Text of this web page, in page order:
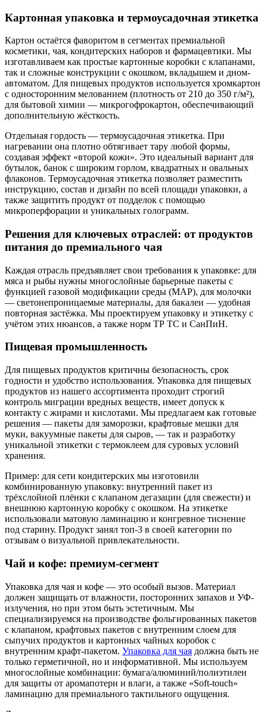
Картонная упаковка и термоусадочная этикетка
Картон остаётся фаворитом в сегментах премиальной
косметики, чая, кондитерских наборов и фармацевтики. Мы
изготавливаем как простые картонные коробки с клапанами,
так и сложные конструкции с окошком, вкладышем и дном-
автоматом. Для пищевых продуктов используется хромкартон
с односторонним мелованием (плотность от 210 до 350 г/м²),
для бытовой химии — микрогофрокартон, обеспечивающий
дополнительную жёсткость.
Отдельная гордость — термоусадочная этикетка. При
нагревании она плотно обтягивает тару любой формы,
создавая эффект «второй кожи». Это идеальный вариант для
бутылок, банок с широким горлом, квадратных и овальных
флаконов. Термоусадочная этикетка позволяет разместить
инструкцию, состав и дизайн по всей площади упаковки, а
также защитить продукт от подделок с помощью
микроперфорации и уникальных голограмм.
Решения для ключевых отраслей: от продуктов
питания до премиального чая
Каждая отрасль предъявляет свои требования к упаковке: для
мяса и рыбы нужны многослойные барьерные пакеты с
функцией газовой модификации среды (MAP), для молочки
— светонепроницаемые материалы, для бакалеи — удобная
повторная застёжка. Мы проектируем упаковку и этикетку с
учётом этих нюансов, а также норм ТР ТС и СанПиН.
Пищевая промышленность
Для пищевых продуктов критичны безопасность, срок
годности и удобство использования. Упаковка для пищевых
продуктов из нашего ассортимента проходит строгий
контроль миграции вредных веществ, имеет допуск к
контакту с жирами и кислотами. Мы предлагаем как готовые
решения — пакеты для заморозки, крафтовые мешки для
муки, вакуумные пакеты для сыров, — так и разработку
уникальной этикетки с термоклеем для суровых условий
хранения.
Пример: для сети кондитерских мы изготовили
комбинированную упаковку: внутренний пакет из
трёхслойной плёнки с клапаном дегазации (для свежести) и
внешнюю картонную коробку с окошком. На этикетке
использовали матовую ламинацию и конгревное тиснение
под старину. Продукт занял топ-3 в своей категории по
отзывам о визуальной привлекательности.
Чай и кофе: премиум-сегмент
Упаковка для чая и кофе — это особый вызов. Материал
должен защищать от влажности, посторонних запахов и УФ-
излучения, но при этом быть эстетичным. Мы
специализируемся на производстве фольгированных пакетов
с клапаном, крафтовых пакетов с внутренним слоем для
сыпучих продуктов и картонных чайных коробок с
внутренним крафт-пакетом. Упаковка для чая должна быть не
только герметичной, но и информативной. Мы используем
многослойные комбинации: бумага/алюминий/полиэтилен
для защиты от аромапотери и влаги, а также «Soft-touch»
ламинацию для премиального тактильного ощущения.